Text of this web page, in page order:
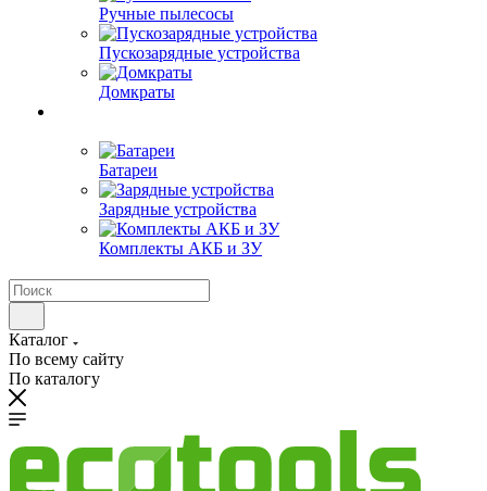
Ручные пылесосы
Пускозарядные устройства
Домкраты
Батареи
Зарядные устройства
Комплекты АКБ и ЗУ
Каталог
По всему сайту
По каталогу